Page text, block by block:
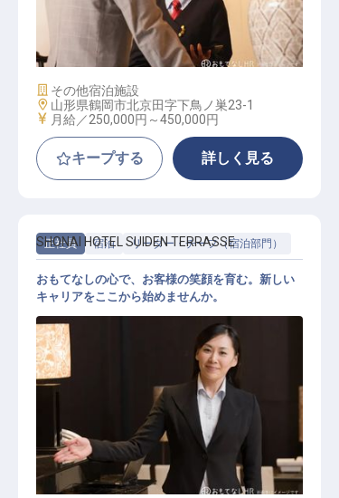
サービススタッフ
施設業態
その他宿泊施設
勤務地
山形県鶴岡市北京田字下鳥ノ巣23-1
給与
月給／250,000円～450,000円
キープする 詳しく見る
正社員 宿泊 リーダー・チーフ（宿泊部門）
レセプションリーダー
SHONAI HOTEL SUIDEN TERRASSE
おもてなしの心で、お客様の笑顔を育む。新しい
キャリアをここから始めませんか。